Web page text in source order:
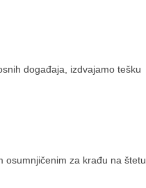
događaja, izdvajamo tešku
osumnjičenim za krađu na štetu